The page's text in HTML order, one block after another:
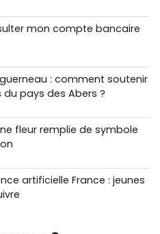
mon compte bancaire
: comment soutenir
pays des Abers ?
fleur remplie de symbole
artificielle France : jeunes